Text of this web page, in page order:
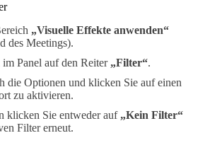
„Visuelle Effekte anwenden“
des Meetings).
Panel auf den Reiter „Filter“.
die Optionen und klicken Sie auf einen
zu aktivieren.
klicken Sie entweder auf „Kein Filter“
Filter erneut.